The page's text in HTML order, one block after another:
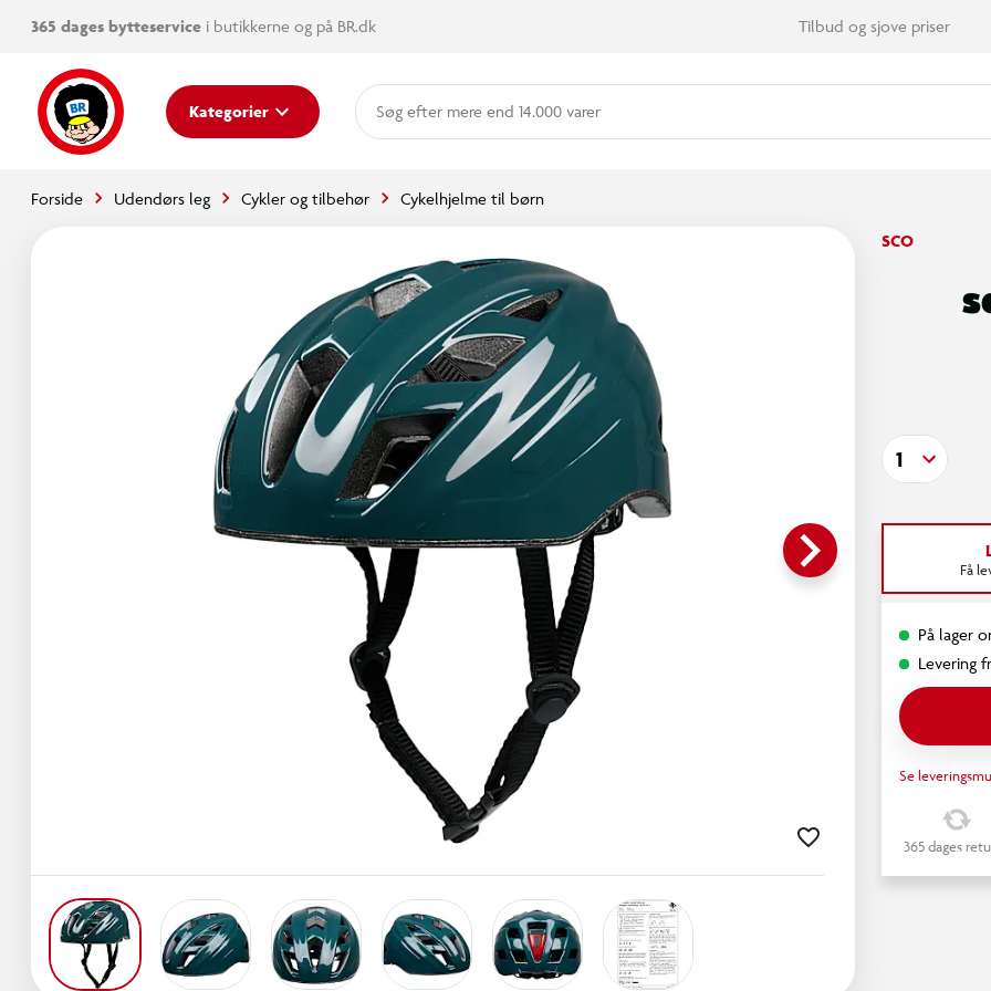
365 dages bytteservice i butikkerne og på BR.dk Tilbud og sjove priser
Kategorier mere end 14.000 varer
Forside Udendørs leg Cykler og tilbehør Cykelhjelme til børn
keyboard_arrow_right
SCO
1
Få
På lager
Levering
Se
365 dages